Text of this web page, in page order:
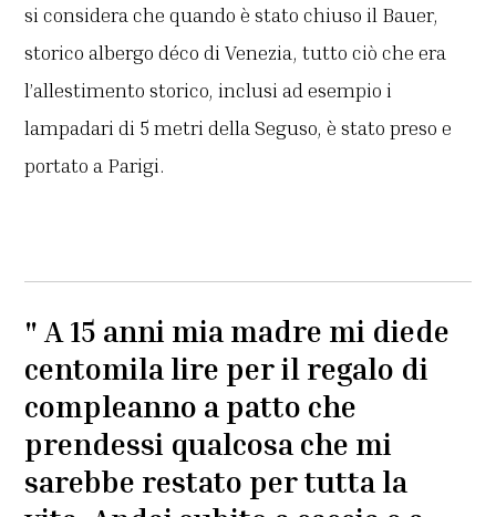
si considera che quando è stato chiuso il Bauer,
storico albergo déco di Venezia, tutto ciò che era
l’allestimento storico, inclusi ad esempio i
lampadari di 5 metri della Seguso, è stato preso e
portato a Parigi.
" A 15 anni mia madre mi diede
centomila lire per il regalo di
compleanno a patto che
prendessi qualcosa che mi
sarebbe restato per tutta la